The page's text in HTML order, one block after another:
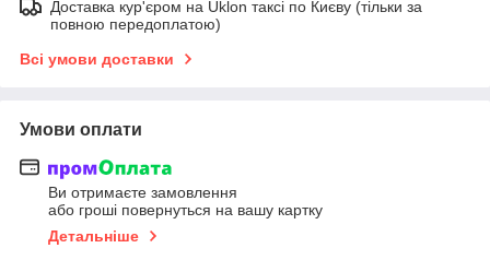
Доставка кур'єром на Uklon таксі по Києву (тільки за
повною передоплатою)
Всі умови доставки
Умови оплати
Ви отримаєте замовлення
або гроші повернуться на вашу картку
Детальніше